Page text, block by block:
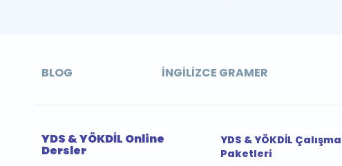
BLOG İNGILIZCE GRAMER
YDS & YÖKDİL Online
Dersler
YDS & YÖKDİL Çalışma
Paketleri